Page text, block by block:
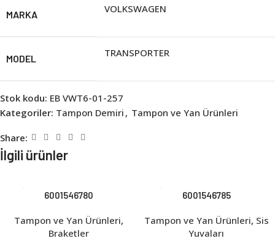
MARKA VOLKSWAGEN
MODEL TRANSPORTER
Stok kodu: EB VWT6-01-257
Kategoriler: Tampon Demiri , Tampon ve Yan Ürünleri
Share:
İlgili ürünler
6001546780
Tampon ve Yan Ürünleri,
Braketler
6001546785
Tampon ve Yan Ürünleri, Sis
Yuvaları